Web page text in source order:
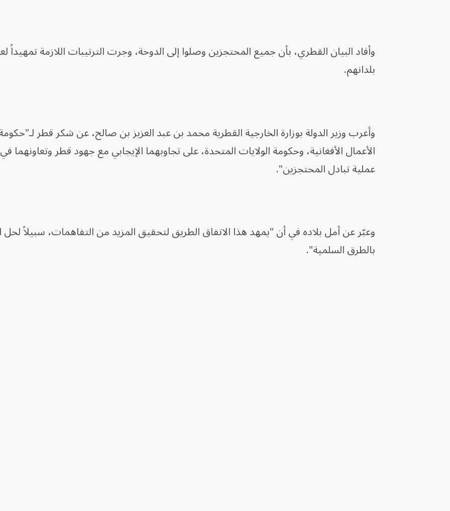
وأفاد البيان القطري، بأن جميع المحتجزين وصلوا إلى الدوحة، وجرت الترتيبات اللازمة تمهيداً
بلدانهم.
وأعرب وزير الدولة بوزارة الخارجية القطرية محمد بن عبد العزيز بن صالح، عن شكر قطر
الأعمال الأفغانية، وحكومة الولايات المتحدة، على تجاوبهما الإيجابي مع جهود قطر وتعاونهما
عملية تبادل المحتجزين".
وعبّر عن أمل بلاده في أن "يمهد هذا الاتفاق الطريق لتحقيق المزيد من التفاهمات، سبيلاً لحل
بالطرق السلمية".